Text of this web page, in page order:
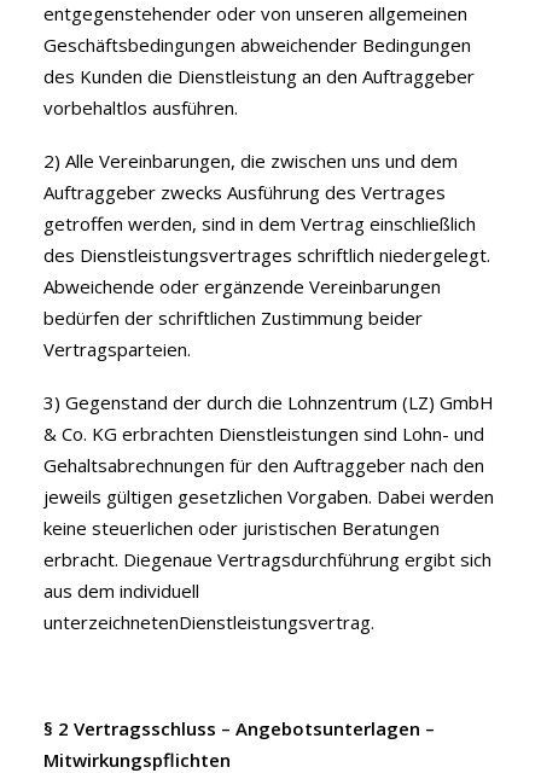
entgegenstehender oder von unseren allgemeinen
Geschäftsbedingungen abweichender Bedingungen
des Kunden die Dienstleistung an den Auftraggeber
vorbehaltlos ausführen.
2) Alle Vereinbarungen, die zwischen uns und dem
Auftraggeber zwecks Ausführung des Vertrages
getroffen werden, sind in dem Vertrag einschließlich
des Dienstleistungsvertrages schriftlich niedergelegt.
Abweichende oder ergänzende Vereinbarungen
bedürfen der schriftlichen Zustimmung beider
Vertragsparteien.
3) Gegenstand der durch die Lohnzentrum (LZ) GmbH
& Co. KG erbrachten Dienstleistungen sind Lohn- und
Gehaltsabrechnungen für den Auftraggeber nach den
jeweils gültigen gesetzlichen Vorgaben. Dabei werden
keine steuerlichen oder juristischen Beratungen
erbracht. Diegenaue Vertragsdurchführung ergibt sich
aus dem individuell
unterzeichnetenDienstleistungsvertrag.
§ 2 Vertragsschluss – Angebotsunterlagen –
Mitwirkungspflichten